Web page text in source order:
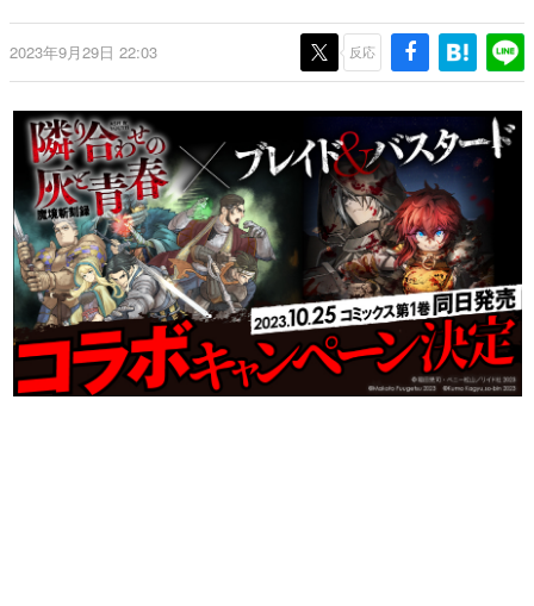
ゲーム世代の作家たち
ゲームに多大な影響を受けた作家さんに取材し、ゲームが
画です。
日本モバイルゲーム産業史
日本のモバイルゲーム史における主要なトピック・タイト
ルを網羅するほか、開発者へのインタビューや識者による
解説を掲載。約20年の歴史が一望できる決定版！
若ゲのいたり〜ゲームクリエイターの青春〜
『うつヌケ』『ペンと箸』等で知られるマンガ家・田中圭
一先生によるゲーム業界レポートマンガです。
なんでゲームは面白い？
ゲーム開発者・hamatsu氏がゲームの魅力を画面や操作の
具体的な形から解き明かしていく、硬派で骨太な評論連載
2023年9月29日 22:03 反応